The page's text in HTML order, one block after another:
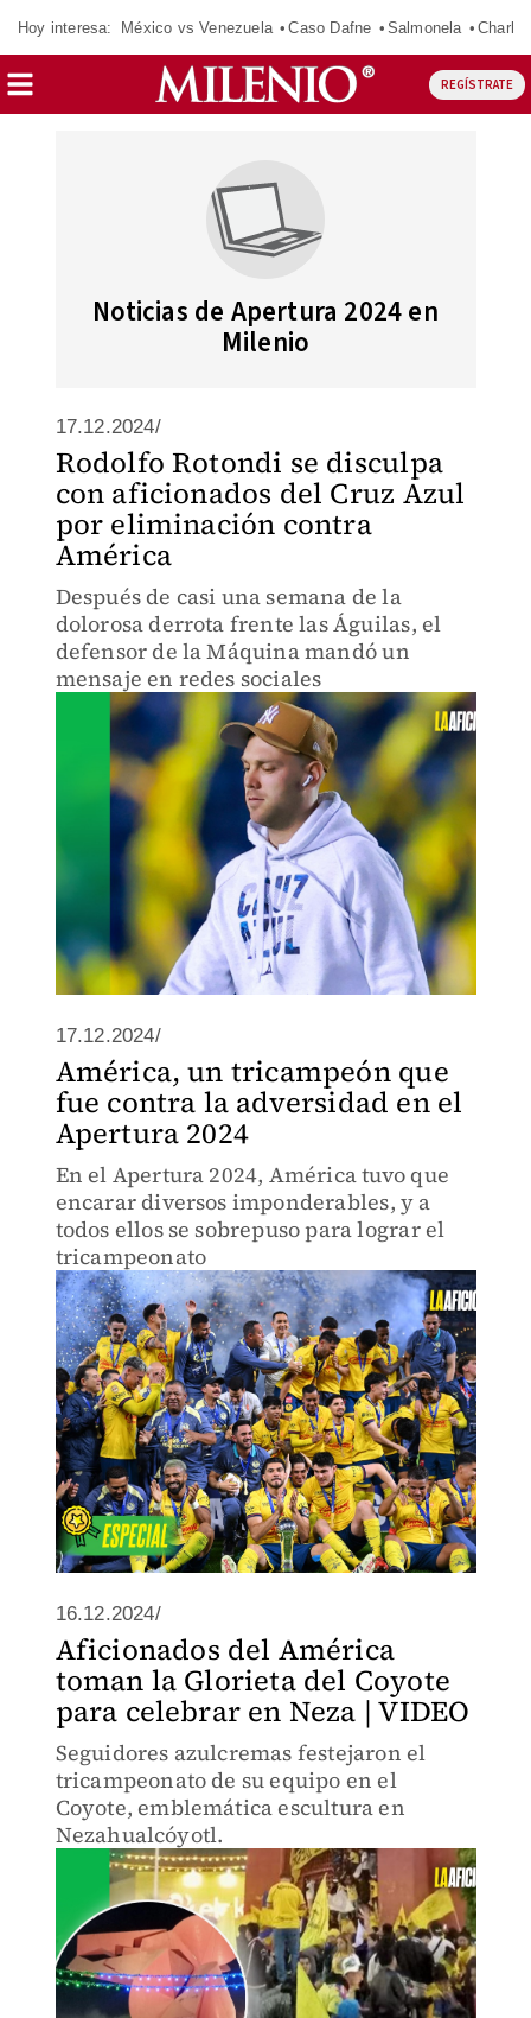
Hoy interesa: México vs Venezuela Caso Dafne Salmonela
REGÍSTRATE
Noticias de Apertura 2024 en
Milenio
17.12.2024/
Rodolfo Rotondi se disculpa
con aficionados del Cruz Azul
por eliminación contra
América
Después de casi una semana de la
dolorosa derrota frente las Águilas, el
defensor de la Máquina mandó un
mensaje en redes sociales
17.12.2024/
América, un tricampeón que
fue contra la adversidad en el
Apertura 2024
En el Apertura 2024, América tuvo que
encarar diversos imponderables, y a
todos ellos se sobrepuso para lograr el
tricampeonato
16.12.2024/
Aficionados del América
toman la Glorieta del Coyote
para celebrar en Neza | VIDEO
Seguidores azulcremas festejaron el
tricampeonato de su equipo en el
Coyote, emblemática escultura en
Nezahualcóyotl.